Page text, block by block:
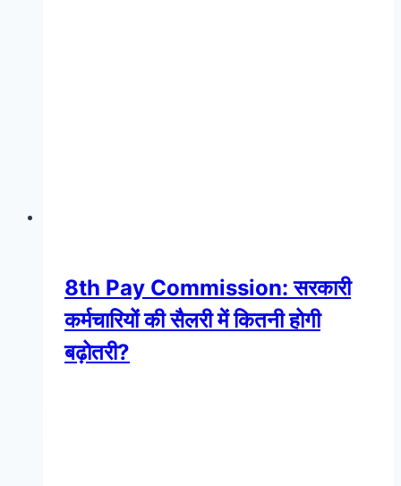
8th Pay Commission: सरकारी
कर्मचारियों की सैलरी में कितनी होगी
बढ़ोतरी?